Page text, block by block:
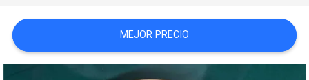
POLICY
MEJOR PRECIO